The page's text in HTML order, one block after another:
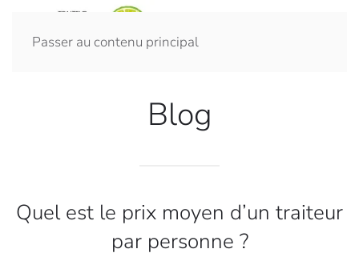
Passer au contenu principal
Blog
Quel est le prix moyen d’un traiteur
par personne ?